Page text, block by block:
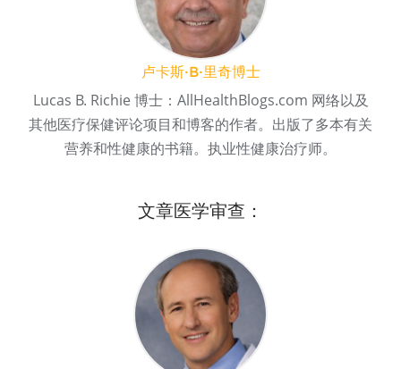
卢卡斯·B·里奇博士
Lucas B. Richie 博士：AllHealthBlogs.com 网络以及
其他医疗保健评论项目和博客的作者。出版了多本有关
营养和性健康的书籍。执业性健康治疗师。
文章医学审查：